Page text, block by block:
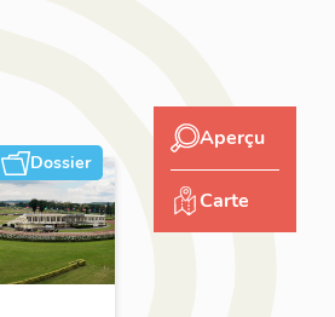
Dossier
Aperçu
Carte